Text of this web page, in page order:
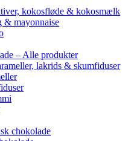
kokosfløde & kokosmælk
& mayonnaise
– Alle produkter
lakrids & skumfiduser
chokolade